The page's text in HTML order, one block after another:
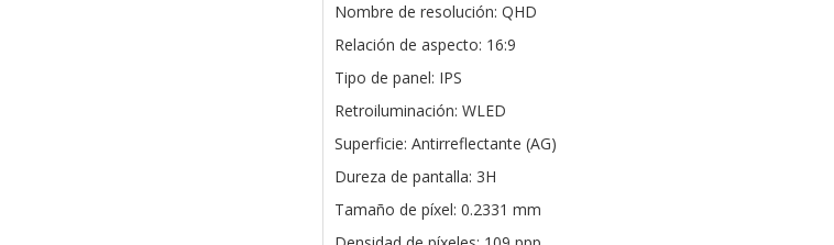
Nombre de resolución: QHD
Relación de aspecto: 16:9
Tipo de panel: IPS
Retroiluminación: WLED
Superficie: Antirreflectante (AG)
Dureza de pantalla: 3H
Tamaño de píxel: 0.2331 mm